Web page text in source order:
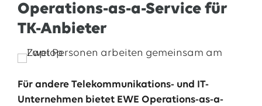
Operations-as-a-Service für
TK-Anbieter
Für andere Telekommunikations- und IT-
Unternehmen bietet EWE Operations-as-a-